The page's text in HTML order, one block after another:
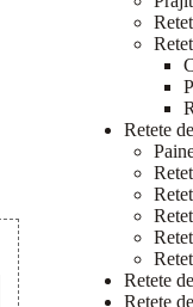
Retete
Retete
Retete